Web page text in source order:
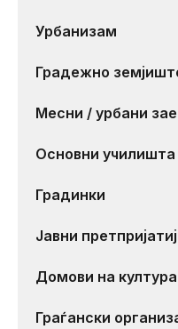
Урбанизам
Градежно
Месни / урбани
Основни училишта
Градинки
Јавни
Домови на култура
Граѓански